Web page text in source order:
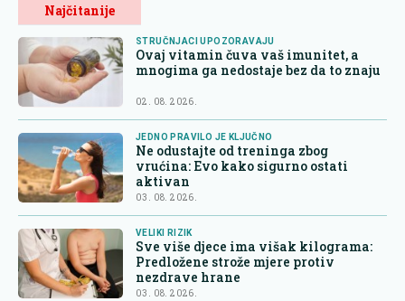
Najčitanije
STRUČNJACI UPOZORAVAJU
Ovaj vitamin čuva vaš imunitet, a
mnogima ga nedostaje bez da to znaju
02. 08. 2026.
JEDNO PRAVILO JE KLJUČNO
Ne odustajte od treninga zbog
vrućina: Evo kako sigurno ostati
aktivan
03. 08. 2026.
VELIKI RIZIK
Sve više djece ima višak kilograma:
Predložene strože mjere protiv
nezdrave hrane
03. 08. 2026.